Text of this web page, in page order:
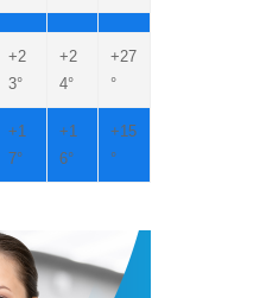
+2
3°
+2
4°
+27
°
+1
7°
+1
6°
+15
°